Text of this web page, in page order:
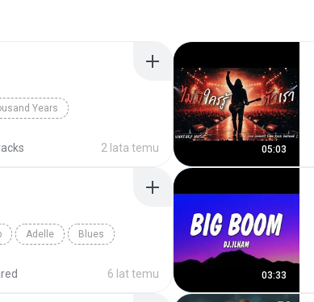
Years
2 lata temu 05:03
Adelle Blues
6 lat temu 03:33